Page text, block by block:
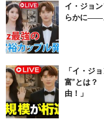
イ・ジョ
らかに――
「イ・ジ
富”とは？
由！」